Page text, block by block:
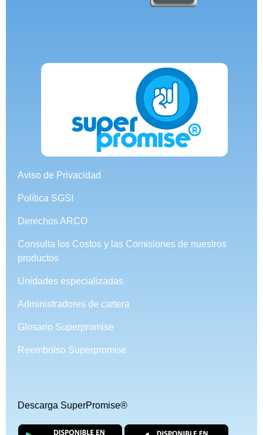
Aviso de Privacidad
Política SGSI
Derechos ARCO
Consulta los Costos y las Comisiones de nuestros
productos
Unidades especializadas
Administradores de cartera
Glosario Superpromise
Reembolso Superpromise
Descarga SuperPromise®